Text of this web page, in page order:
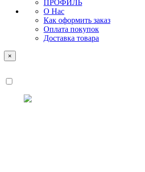
ПРОФИЛЬ
О Нас
Как оформить заказ
Оплата покупок
Доставка товара
×